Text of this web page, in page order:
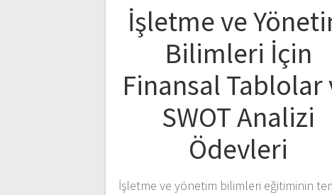
İşletme ve
Bilimleri İçin
Finansal Tablolar
SWOT Analizi
Ödevleri
İşletme ve yönetim bilimleri eğitiminin